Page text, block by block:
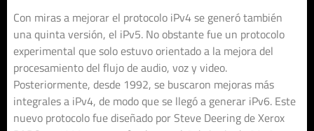
Con miras a mejorar el protocolo iPv4 se generó también
una quinta versión, el iPv5. No obstante fue un protocolo
experimental que solo estuvo orientado a la mejora del
procesamiento del flujo de audio, voz y video.
Posteriormente, desde 1992, se buscaron mejoras más
integrales a iPv4, de modo que se llegó a generar iPv6. Este
nuevo protocolo fue diseñado por Steve Deering de Xerox